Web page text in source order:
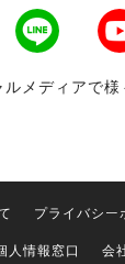
LINE
メディアで
プライバシー
人情報窓口 会